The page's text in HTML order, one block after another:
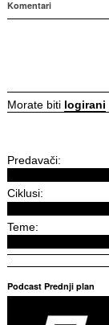
Komentari
Morate biti logirani
Predavači:
Ciklusi:
Teme:
Podcast Prednji plan